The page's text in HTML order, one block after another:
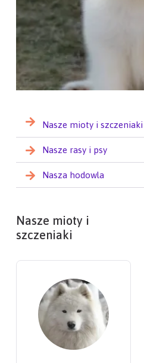
Nasze mioty i szczeniaki
Nasze rasy i psy
Nasza hodowla
Nasze mioty i
szczeniaki